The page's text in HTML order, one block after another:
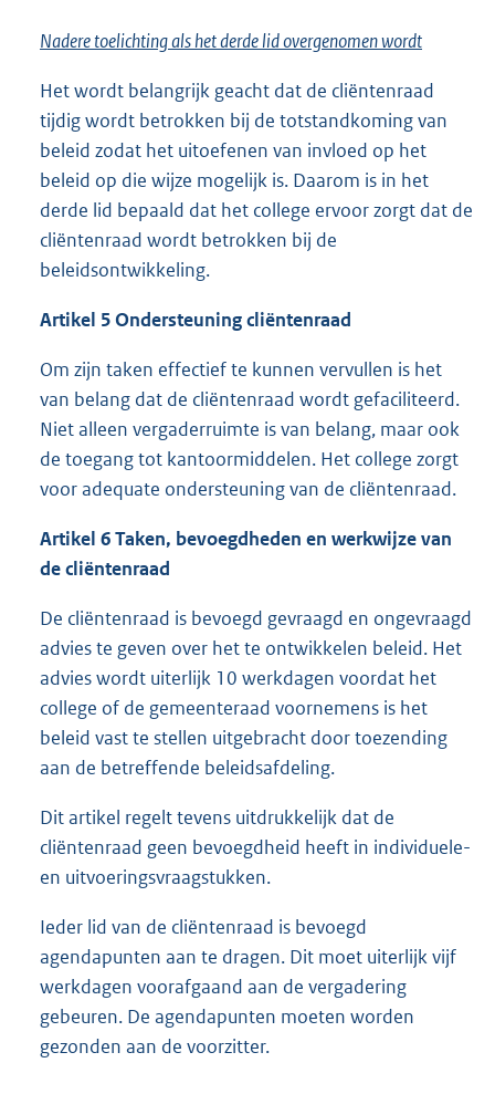
Nadere toelichting als het derde lid overgenomen wordt
Het wordt belangrijk geacht dat de cliëntenraad
tijdig wordt betrokken bij de totstandkoming van
beleid zodat het uitoefenen van invloed op het
beleid op die wijze mogelijk is. Daarom is in het
derde lid bepaald dat het college ervoor zorgt dat de
cliëntenraad wordt betrokken bij de
beleidsontwikkeling.
Artikel 5 Ondersteuning cliëntenraad
Om zijn taken effectief te kunnen vervullen is het
van belang dat de cliëntenraad wordt gefaciliteerd.
Niet alleen vergaderruimte is van belang, maar ook
de toegang tot kantoormiddelen. Het college zorgt
voor adequate ondersteuning van de cliëntenraad.
Artikel 6 Taken, bevoegdheden en werkwijze van
de cliëntenraad
De cliëntenraad is bevoegd gevraagd en ongevraagd
advies te geven over het te ontwikkelen beleid. Het
advies wordt uiterlijk 10 werkdagen voordat het
college of de gemeenteraad voornemens is het
beleid vast te stellen uitgebracht door toezending
aan de betreffende beleidsafdeling.
Dit artikel regelt tevens uitdrukkelijk dat de
cliëntenraad geen bevoegdheid heeft in individuele-
en uitvoeringsvraagstukken.
Ieder lid van de cliëntenraad is bevoegd
agendapunten aan te dragen. Dit moet uiterlijk vijf
werkdagen voorafgaand aan de vergadering
gebeuren. De agendapunten moeten worden
gezonden aan de voorzitter.